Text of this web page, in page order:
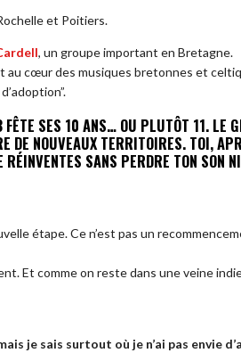
et Poitiers.
, un groupe important en Bretagne.
au cœur des musiques bretonnes et
SES 10 ANS… OU PLUTÔT 11. LE
DE NOUVEAUX TERRITOIRES. TOI,
SANS PERDRE TON SON
étape. Ce n’est pas un
Et comme on reste dans une veine
je sais surtout où je n’ai pas envie